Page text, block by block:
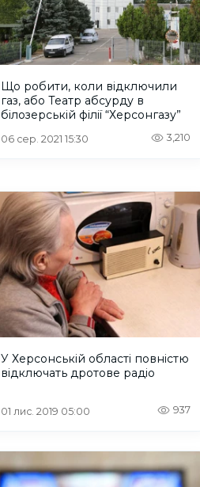
Що робити, коли відключили
газ, або Театр абсурду в
білозерській філії “Херсонгазу”
06 сер. 2021 15:30 3,210
У Херсонській області повністю
відключать дротове радіо
01 лис. 2019 05:00 937